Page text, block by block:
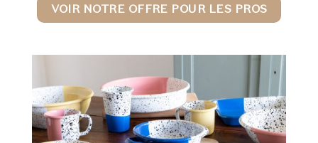
VOIR NOTRE OFFRE POUR LES PROS